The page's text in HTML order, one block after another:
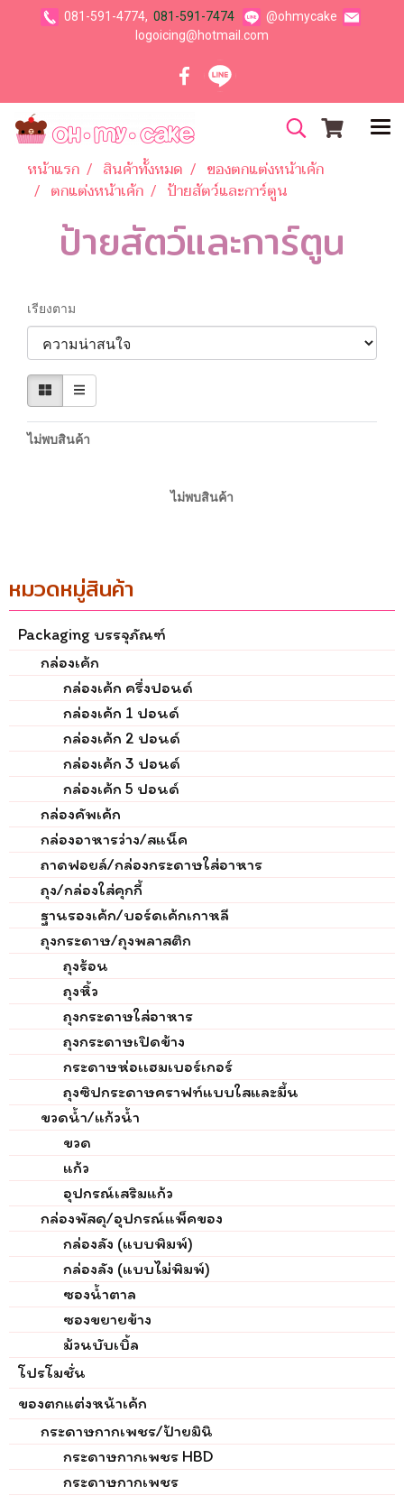
081-591-4774, 081-591-7474
@ohmycake
logoicing@hotmail.com
หน้าแรก สินค้าทั้งหมด
ของตกแต่งหน้าเค้ก
ตกแต่งหน้าเค้ก
ป้ายสัตว์และการ์ตูน
ป้ายสัตว์และการ์ตูน
เรียงตาม
ไม่พบสินค้า
ไม่พบสินค้า
หมวดหมู่สินค้า
Packaging บรรจุภัณฑ์
กล่องเค้ก
กล่องเค้ก ครึ่งปอนด์
กล่องเค้ก 1 ปอนด์
กล่องเค้ก 2 ปอนด์
กล่องเค้ก 3 ปอนด์
กล่องเค้ก 5 ปอนด์
กล่องคัพเค้ก
กล่องอาหารว่าง/สแน็ค
ถาดฟอยล์/กล่องกระดาษใส่อาหาร
ถุง/กล่องใส่คุกกี้
ฐานรองเค้ก/บอร์ดเค้กเกาหลี
ถุงกระดาษ/ถุงพลาสติก
ถุงร้อน
ถุงหิ้ว
ถุงกระดาษใส่อาหาร
ถุงกระดาษเปิดข้าง
กระดาษห่อเเฮมเบอร์เกอร์
ถุงซิปกระดาษคราฟท์แบบใสและมี้น
ขวดน้ำ/แก้วน้ำ
ขวด
แก้ว
อุปกรณ์เสริมแก้ว
กล่องพัสดุ/อุปกรณ์แพ็คของ
กล่องลัง (แบบพิมพ์)
กล่องลัง (แบบไม่พิมพ์)
ซองน้ำตาล
ซองขยายข้าง
ม้วนบับเบิ้ล
โปรโมชั่น
ของตกแต่งหน้าเค้ก
กระดาษกากเพชร/ป้ายมินิ
กระดาษกากเพชร HBD
กระดาษกากเพชร